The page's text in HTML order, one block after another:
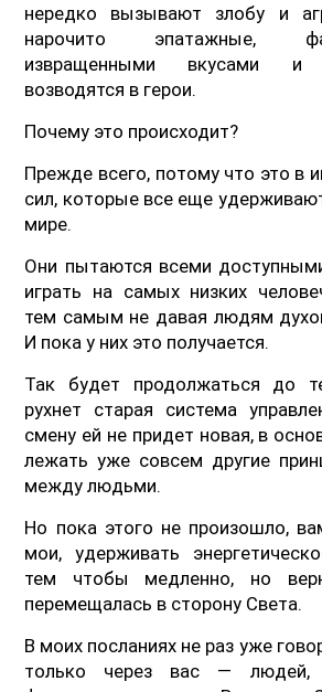
нередко вызывают злобу и
нарочито эпатажные,
извращенными вкусами и
возводятся в герои.
Почему это происходит?
Прежде всего, потому что это в
сил, которые все еще
мире.
Они пытаются всеми
играть на самых низких
тем самым не давая людям
И пока у них это получается.
Так будет продолжаться до
рухнет старая система
смену ей не придет новая, в
лежать уже совсем другие
между людьми.
Но пока этого не произошло,
мои, удерживать
тем чтобы медленно, но
перемещалась в сторону Света.
В моих посланиях не раз уже
только через вас — людей,